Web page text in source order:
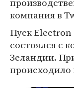
компания в
Пуск
состоялся с
Зеландии.